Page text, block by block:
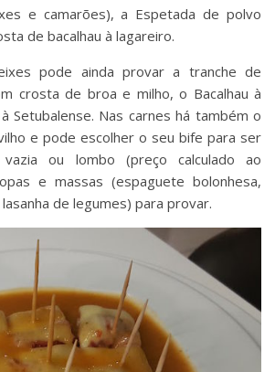
e camarões), a Espetada de polvo
de bacalhau à lagareiro.
pode ainda provar a tranche de
crosta de broa e milho, o Bacalhau à
Setubalense. Nas carnes há também o
e pode escolher o seu bife para ser
vazia ou lombo (preço calculado ao
e massas (espaguete bolonhesa,
de legumes) para provar.